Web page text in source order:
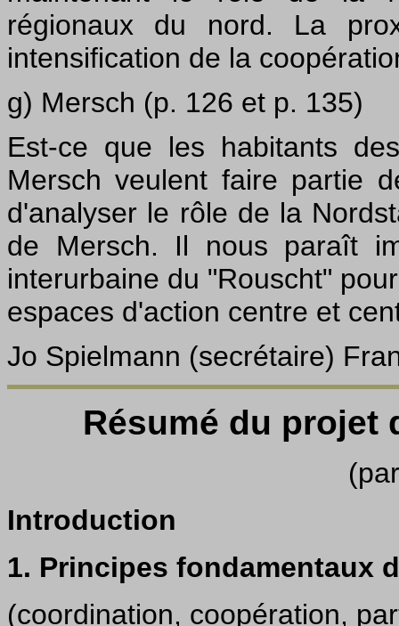
régionaux du nord. La
intensification de la
g) Mersch (p. 126 et p. 135)
Est-ce que les habitants
Mersch veulent faire partie
d'analyser le rôle de la
de Mersch. Il nous paraît
interurbaine du "Rouscht"
espaces d'action centre et
Jo Spielmann (secrétaire)
Résumé du projet
Introduction
1. Principes fondamentaux
(coordination, coopération,